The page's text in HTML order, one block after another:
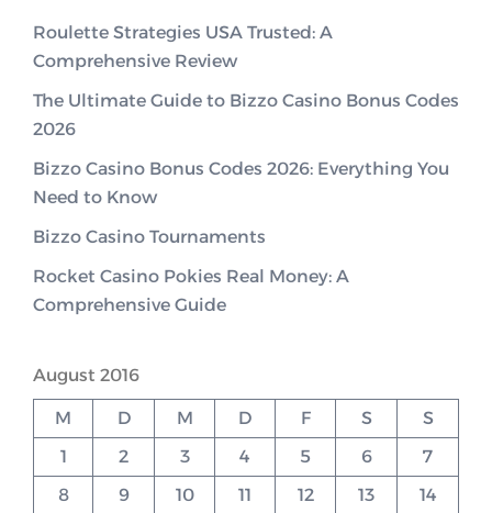
Roulette Strategies USA Trusted: A
Comprehensive Review
The Ultimate Guide to Bizzo Casino Bonus Codes
2026
Bizzo Casino Bonus Codes 2026: Everything You
Need to Know
Bizzo Casino Tournaments
Rocket Casino Pokies Real Money: A
Comprehensive Guide
August 2016
M D M D F S
S
1
2 3 4 5 6
7
8
9 10 11 12 13 14